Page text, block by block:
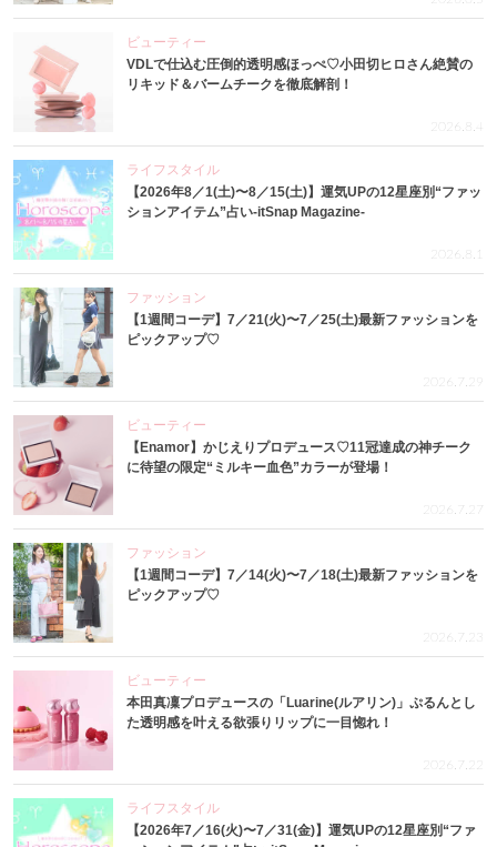
ビューティー
VDLで仕込む圧倒的透明感ほっぺ♡小田切ヒロさん絶賛の
リキッド＆バームチークを徹底解剖！
2026.8.4
ライフスタイル
【2026年8／1(土)〜8／15(土)】運気UPの12星座別“ファッ
ションアイテム”占い-itSnap Magazine-
2026.8.1
ファッション
【1週間コーデ】7／21(火)〜7／25(土)最新ファッションを
ピックアップ♡
2026.7.29
ビューティー
【Enamor】かじえりプロデュース♡11冠達成の神チーク
に待望の限定“ミルキー血色”カラーが登場！
2026.7.27
ファッション
【1週間コーデ】7／14(火)〜7／18(土)最新ファッションを
ピックアップ♡
2026.7.23
ビューティー
本田真凜プロデュースの「Luarine(ルアリン)」ぷるんとし
た透明感を叶える欲張りリップに一目惚れ！
2026.7.22
ライフスタイル
【2026年7／16(火)〜7／31(金)】運気UPの12星座別“ファ